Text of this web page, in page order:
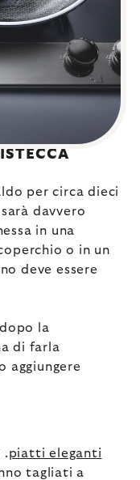
per circa dieci
davvero
in una
o in un
deve essere
la
di farla
aggiungere
.piatti eleganti
tagliati a